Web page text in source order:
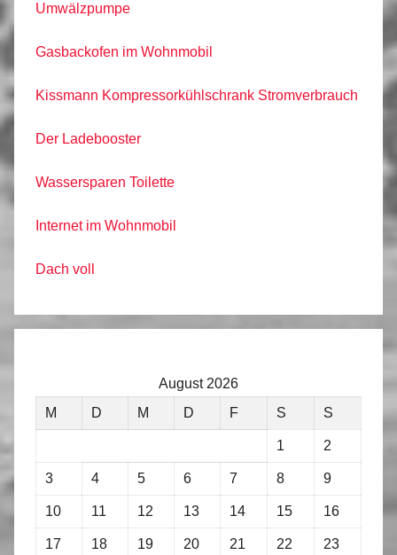
Umwälzpumpe
Gasbackofen im Wohnmobil
Kissmann Kompressorkühlschrank Stromverbrauch
Der Ladebooster
Wassersparen Toilette
Internet im Wohnmobil
Dach voll
August 2026
M
D M D F S S
1 2
3 4 5 6 7 8 9
10 11 12 13 14 15 16
17 18 19 20 21 22 23